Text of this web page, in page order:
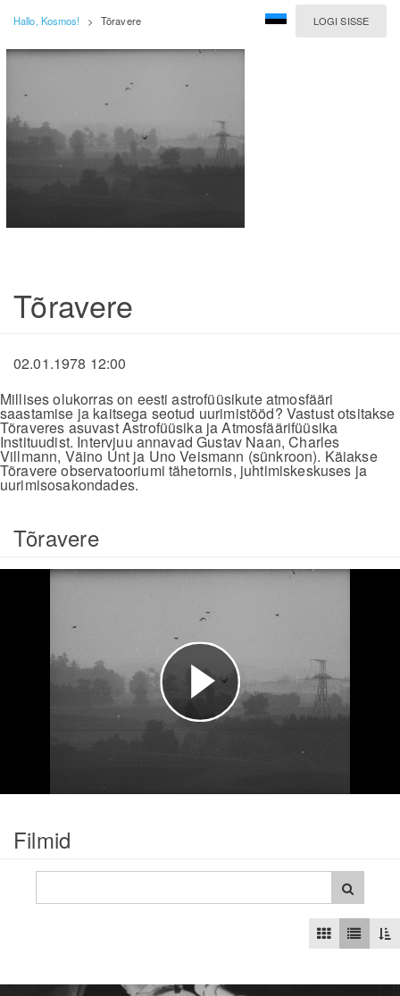
LOGI SISSE
Hallo, Kosmos! > Tõravere
Tõravere
02.01.1978 12:00
Millises olukorras on eesti astrofüüsikute atmosfääri
saastamise ja kaitsega seotud uurimistööd? Vastust otsitakse
Tõraveres asuvast Astrofüüsika ja Atmosfäärifüüsika
Instituudist. Intervjuu annavad Gustav Naan, Charles
Villmann, Väino Unt ja Uno Veismann (sünkroon). Käiakse
Tõravere observatooriumi tähetornis, juhtimiskeskuses ja
uurimisosakondades.
Tõravere
Esita
video
Filmid